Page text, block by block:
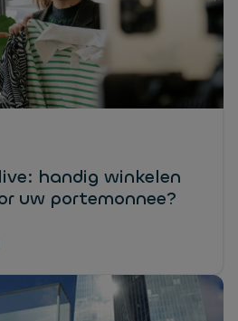
handig winkelen
uw portemonnee?